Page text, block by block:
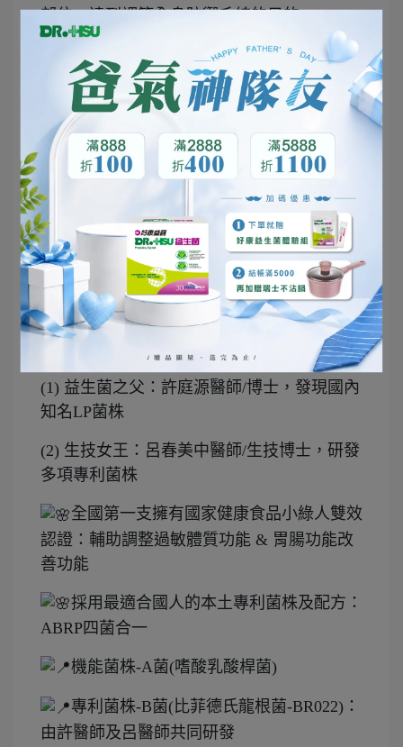
部位，達到調節全身防禦系統的目的。
由醫師團隊親自研發生產，是醫院也在使用
的保健食品
(1) 益生菌之父：許庭源醫師/博士，發現國內
知名LP菌株
(2) 生技女王：呂春美中醫師/生技博士，研發
多項專利菌株
全國第一支擁有國家健康食品小綠人雙效
認證：輔助調整過敏體質功能 & 胃腸功能改
善功能
採用最適合國人的本土專利菌株及配方：
ABRP四菌合一
機能菌株-A菌(嗜酸乳酸桿菌)
專利菌株-B菌(比菲德氏龍根菌-BR022)：
由許醫師及呂醫師共同研發